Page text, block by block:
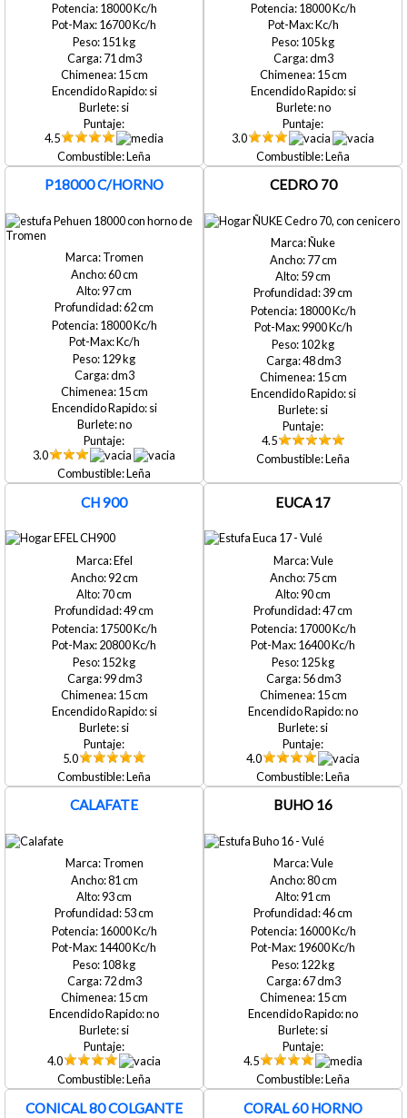
18000
16700
151
71
15
si
si
4.5
Leña
18000
105
15
si
no
3.0
Leña
P18000 C/HORNO
Tromen
60
97
62
18000
129
15
si
no
3.0
Leña
CEDRO 70
Ñuke
77
59
39
18000
9900
102
48
15
si
si
4.5
Leña
CH 900
Efel
92
70
49
17500
20800
152
99
15
si
si
5.0
Leña
EUCA 17
Vule
75
90
47
17000
16400
125
56
15
no
si
4.0
Leña
CALAFATE
Tromen
81
93
53
16000
14400
108
72
15
no
si
4.0
Leña
BUHO 16
Vule
80
91
46
16000
19600
122
67
15
no
si
4.5
Leña
CONICAL 80 COLGANTE CORAL 60 HORNO